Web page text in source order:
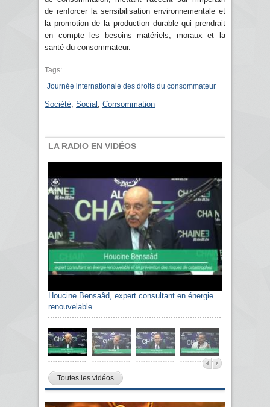
de renforcer la sensibilisation environnementale et
la promotion de la production durable qui prendrait
en compte les besoins matériels, moraux et la
santé du consommateur.
Tags:
Journée internationale des droits du consommateur
Société Social Consommation
LA RADIO EN VIDÉOS
Houcine Bensaâd, expert consultant en énergie
renouvelable
Toutes les vidéos